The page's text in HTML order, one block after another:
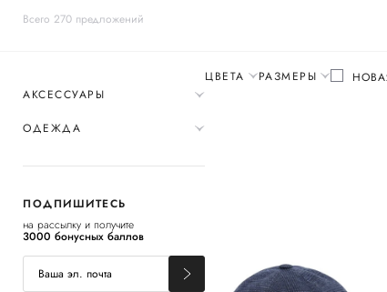
Всего 270 предложений
АКСЕССУАРЫ
ОДЕЖДА
ПОДПИШИТЕСЬ
на рассылку и получите
3000 бонусных баллов
ЦВЕТА РАЗМЕРЫ